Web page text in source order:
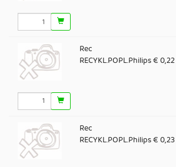
Rec
RECYKL.POPL.Philips € 0,22
Rec
RECYKL.POPL.Philips € 0,23